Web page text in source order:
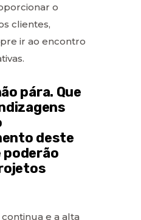
o
clientes,
ir ao encontro
pára. Que
deste
e a alta